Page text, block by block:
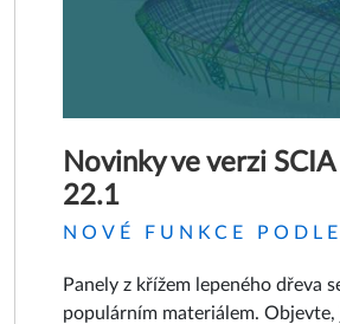
Novinky ve verzi
22.1
NOVÉ FUNKCE
Panely z křížem lepeného dřeva
populárním materiálem. Objevte,